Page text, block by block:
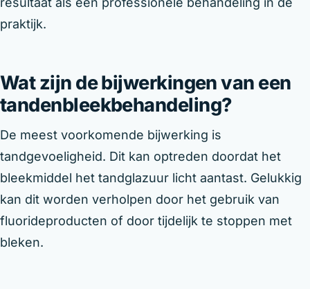
praktijk.
Wat zijn de bijwerkingen van een
tandenbleekbehandeling?
De meest voorkomende bijwerking is
tandgevoeligheid. Dit kan optreden doordat het
bleekmiddel het tandglazuur licht aantast. Gelukkig
kan dit worden verholpen door het gebruik van
fluorideproducten of door tijdelijk te stoppen met
bleken.